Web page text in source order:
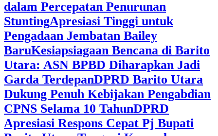
dalam Percepatan Penurunan
StuntingApresiasi Tinggi untuk
Pengadaan Jembatan Bailey
BaruKesiapsiagaan Bencana di Barito
Utara: ASN BPBD Diharapkan Jadi
Garda TerdepanDPRD Barito Utara
Dukung Penuh Kebijakan Pengabdian
CPNS Selama 10 TahunDPRD
Apresiasi Respons Cepat Pj Bupati